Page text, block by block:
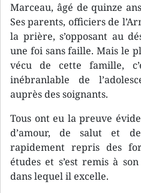
Marceau, âgé de quinze
Ses parents, officiers de
la prière, s’opposant au
une foi sans faille. Mais le
vécu de cette famille,
inébranlable de
auprès des soignants.
Tous ont eu la preuve
d’amour, de salut et
rapidement repris des
études et s’est remis à
dans lequel il excelle.